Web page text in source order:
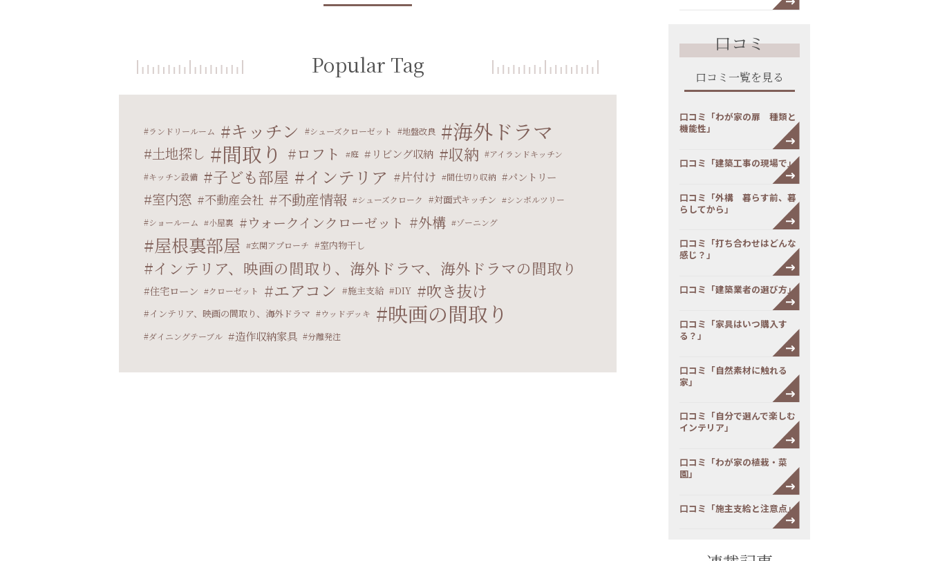
Popular Tag
ランドリールーム キッチン シューズクローゼット 地盤改良 海外ドラマ
土地探し 間取り ロフト 庭 リビング収納 収納
アイランドキッチン
キッチン設備
子ども部屋 インテリア 片付け 間仕切り収納 パントリー
室内窓 不動産会社 不動産情報 シューズクローク 対面式キッチン
シンボルツリー
ショールーム
小屋裏 ウォークインクローゼット 外構 ゾーニング
屋根裏部屋 玄関アプローチ 室内物干し
インテリア、映画の間取り、海外ドラマ、海外ドラマの間取り
住宅ローン クローゼット エアコン 施主支給 DIY 吹き抜け
インテリア、映画の間取り、海外ドラマ ウッドデッキ 映画の間取り
ダイニングテーブル 造作収納家具 分離発注
口コミ
口コミ一覧を見る
口コミ「わが家の扉 種類と
機能性」
口コミ「建築工事の現場で」
口コミ「外構 暮らす前、暮
らしてから」
口コミ「打ち合わせはどんな
感じ？」
口コミ「建築業者の選び方」
口コミ「家具はいつ購入す
る？」
口コミ「自然素材に触れる
家」
口コミ「自分で選んで楽しむ
インテリア」
口コミ「わが家の植栽・菜
園」
口コミ「施主支給と注意点」